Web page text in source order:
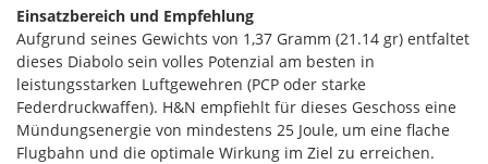
Einsatzbereich und Empfehlung
Aufgrund seines Gewichts von 1,37 Gramm (21.14 gr) entfaltet
dieses Diabolo sein volles Potenzial am besten in
leistungsstarken Luftgewehren (PCP oder starke
Federdruckwaffen). H&N empfiehlt für dieses Geschoss eine
Mündungsenergie von mindestens 25 Joule, um eine flache
Flugbahn und die optimale Wirkung im Ziel zu erreichen.